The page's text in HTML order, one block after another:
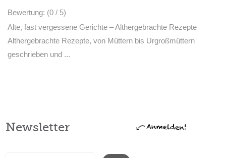
Bewertung: (0 / 5)
Alte, fast vergessene Gerichte – Althergebrachte Rezepte
Althergebrachte Rezepte, von Müttern bis Urgroßmüttern
geschrieben und ...
Newsletter